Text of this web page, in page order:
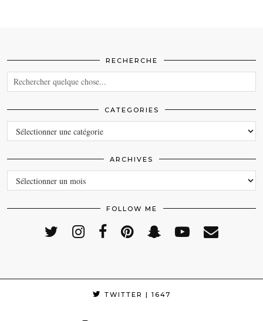
RECHERCHE
CATEGORIES
CATEGORIES
ARCHIVES
ARCHIVES
FOLLOW ME
TWITTER | 1647